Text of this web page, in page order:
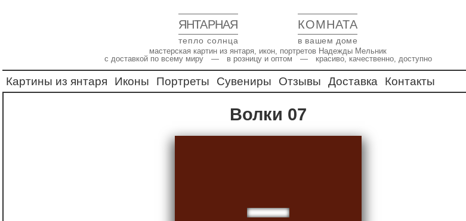
ЯНТАРНАЯ КОМНАТА
тепло солнца в вашем доме
мастерская картин из янтаря, икон, портретов Надежды Мельник
с доставкой по всему миру — в розницу и оптом — красиво, качественно, доступно
Картины из янтаря Иконы Портреты Сувениры Отзывы Доставка Контакты
Волки 07